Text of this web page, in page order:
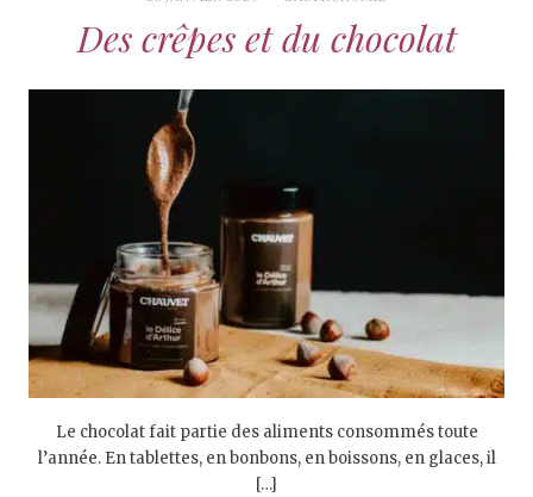
Des crêpes et du chocolat
Le chocolat fait partie des aliments consommés toute
l’année. En tablettes, en bonbons, en boissons, en glaces, il
[…]